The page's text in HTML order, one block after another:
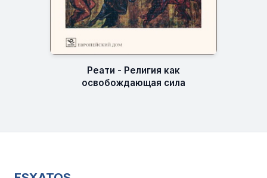
Реати - Религия как
освобождающая сила